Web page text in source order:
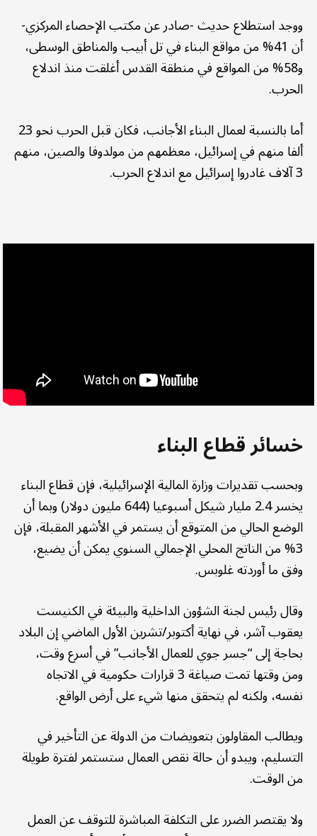
ووجد استطلاع حديث -صادر عن مكتب الإحصاء المركزي-
أن 41% من مواقع البناء في تل أبيب والمناطق الوسطى،
و58% من المواقع في منطقة القدس أغلقت منذ اندلاع
الحرب.
أما بالنسبة لعمال البناء الأجانب، فكان قبل الحرب نحو 23
ألفا منهم في إسرائيل، معظمهم من مولدوفا والصين، منهم
3 آلاف غادروا إسرائيل مع اندلاع الحرب.
خسائر قطاع البناء
وبحسب تقديرات وزارة المالية الإسرائيلية، فإن قطاع البناء
يخسر 2.4 مليار شيكل أسبوعيا (644 مليون دولار) وبما أن
الوضع الحالي من المتوقع أن يستمر في الأشهر المقبلة، فإن
3% من الناتج المحلي الإجمالي السنوي يمكن أن يضيع،
وفق ما أوردته غلوبس.
وقال رئيس لجنة الشؤون الداخلية والبيئة في الكنيست
يعقوب آشر، في نهاية أكتوبر/تشرين الأول الماضي إن البلاد
بحاجة إلى “جسر جوي للعمال الأجانب” في أسرع وقت،
ومن وقتها تمت صياغة 3 قرارات حكومية في الاتجاه
نفسه، ولكنه لم يتحقق منها شيء على أرض الواقع.
ويطالب المقاولون بتعويضات من الدولة عن التأخير في
التسليم، ويبدو أن حالة نقص العمال ستستمر لفترة طويلة
من الوقت.
ولا يقتصر الضرر على التكلفة المباشرة للتوقف عن العمل